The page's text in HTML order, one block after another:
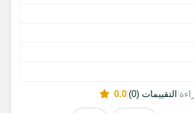
التقييمات (0) |
0.0